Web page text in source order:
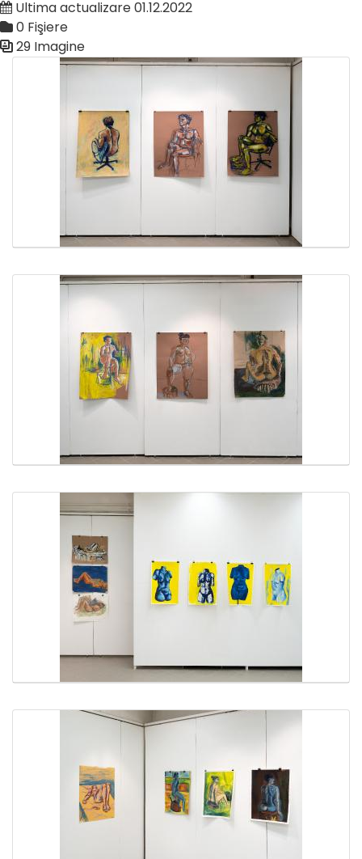
Ultima actualizare 01.12.2022
0 Fişiere
29 Imagine
Galerie media